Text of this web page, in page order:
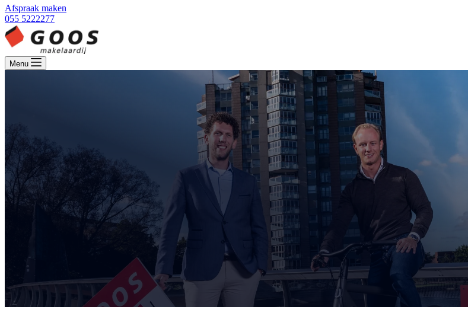
Afspraak maken
055 5222277
Menu